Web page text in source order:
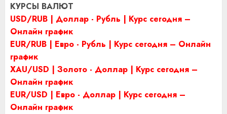
КУРСЫ ВАЛЮТ
USD/RUB | Доллар - Рубль | Курс сегодня –
Онлайн график
EUR/RUB | Евро - Рубль | Курс сегодня – Онлайн
график
XAU/USD | Золото - Доллар | Курс сегодня –
Онлайн график
EUR/USD | Евро - Доллар | Курс сегодня –
Онлайн график